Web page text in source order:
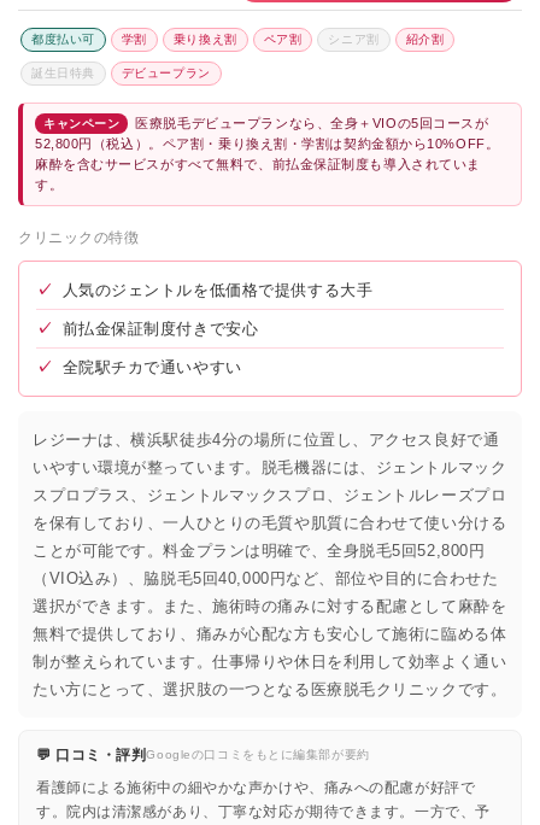
都度払い可 学割 乗り換え割 ペア割 シニア割 紹介割
誕生日特典 デビュープラン
キャンペーン
医療脱毛デビュープランなら、全身＋VIOの5回コースが
52,800円（税込）。ペア割・乗り換え割・学割は契約金額から10%OFF。
麻酔を含むサービスがすべて無料で、前払金保証制度も導入されていま
す。
クリニックの特徴
✓ 人気のジェントルを低価格で提供する大手
✓ 前払金保証制度付きで安心
✓ 全院駅チカで通いやすい
レジーナは、横浜駅徒歩4分の場所に位置し、アクセス良好で通
いやすい環境が整っています。脱毛機器には、ジェントルマック
スプロプラス、ジェントルマックスプロ、ジェントルレーズプロ
を保有しており、一人ひとりの毛質や肌質に合わせて使い分ける
ことが可能です。料金プランは明確で、全身脱毛5回52,800円
（VIO込み）、脇脱毛5回40,000円など、部位や目的に合わせた
選択ができます。また、施術時の痛みに対する配慮として麻酔を
無料で提供しており、痛みが心配な方も安心して施術に臨める体
制が整えられています。仕事帰りや休日を利用して効率よく通い
たい方にとって、選択肢の一つとなる医療脱毛クリニックです。
💬 口コミ・評判Googleの口コミをもとに編集部が要約
看護師による施術中の細やかな声かけや、痛みへの配慮が好評で
す。院内は清潔感があり、丁寧な対応が期待できます。一方で、予